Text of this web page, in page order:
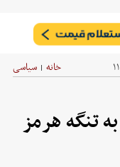
خانه | سیاسی
تنگه هرمز